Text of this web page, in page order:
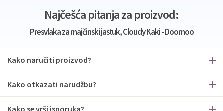
Najčešća pitanja za proizvod:
Presvlaka za majčinski jastuk, Cloudy Kaki - Doomoo
Kako naručiti proizvod?
Kako otkazati narudžbu?
Kako se vrši isporuka?